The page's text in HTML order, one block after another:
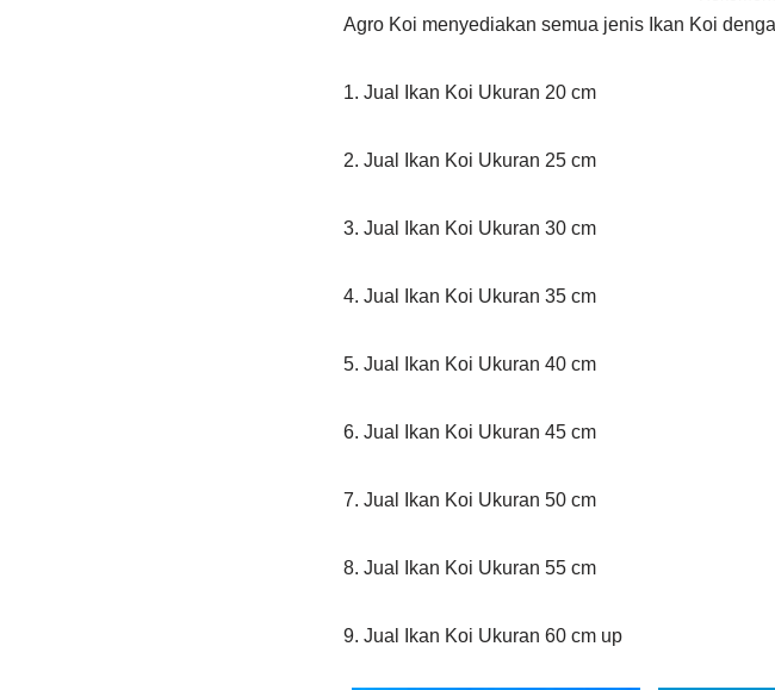
Agro Koi menyediakan semua jenis Ikan Koi
1. Jual Ikan Koi Ukuran 20 cm
2. Jual Ikan Koi Ukuran 25 cm
3. Jual Ikan Koi Ukuran 30 cm
4. Jual Ikan Koi Ukuran 35 cm
5. Jual Ikan Koi Ukuran 40 cm
6. Jual Ikan Koi Ukuran 45 cm
7. Jual Ikan Koi Ukuran 50 cm
8. Jual Ikan Koi Ukuran 55 cm
9. Jual Ikan Koi Ukuran 60 cm up